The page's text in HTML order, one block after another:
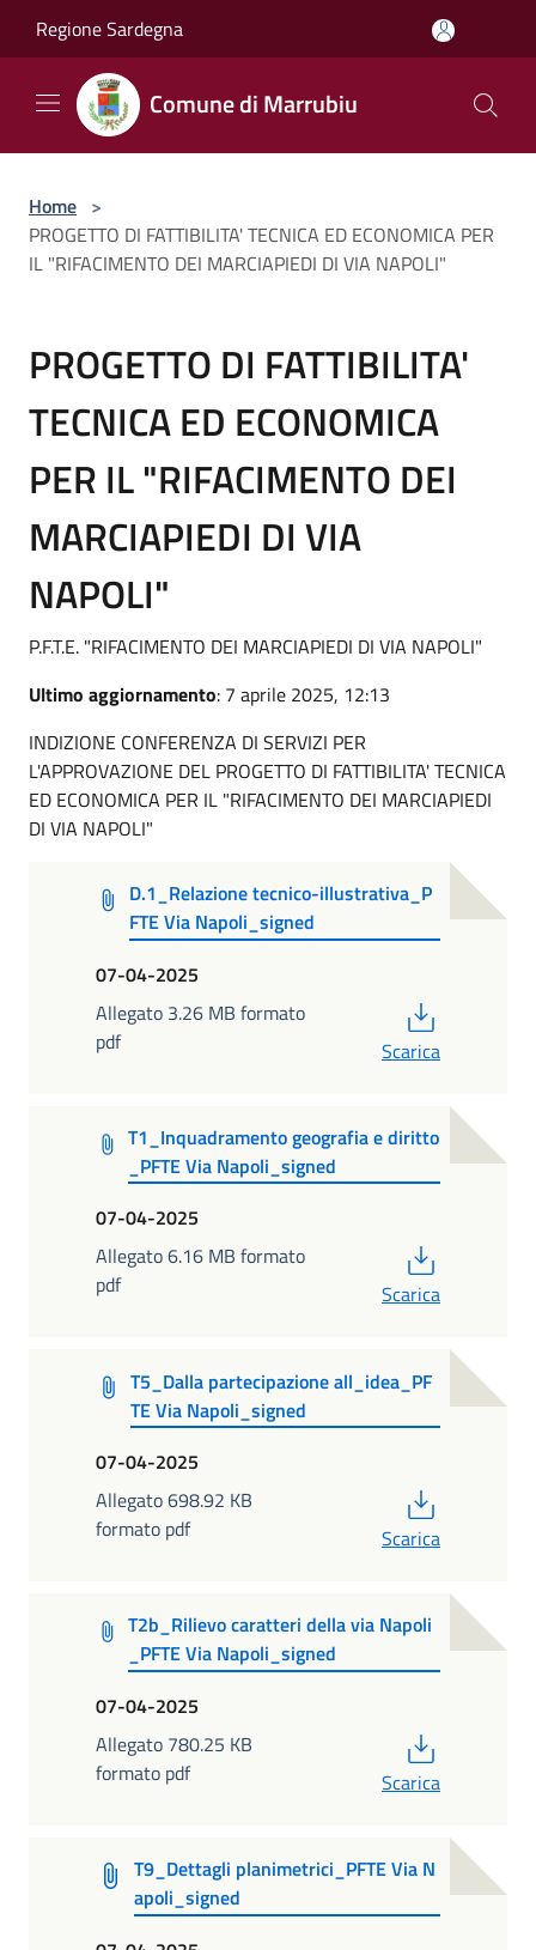
Regione Sardegna
Comune di Marrubiu
Home >
PROGETTO DI FATTIBILITA' TECNICA ED ECONOMICA PER
IL "RIFACIMENTO DEI MARCIAPIEDI DI VIA NAPOLI"
PROGETTO DI FATTIBILITA'
TECNICA ED ECONOMICA
PER IL "RIFACIMENTO DEI
MARCIAPIEDI DI VIA
NAPOLI"
P.F.T.E. "RIFACIMENTO DEI MARCIAPIEDI DI VIA NAPOLI"
Ultimo aggiornamento: 7 aprile 2025, 12:13
INDIZIONE CONFERENZA DI SERVIZI PER
L'APPROVAZIONE DEL PROGETTO DI FATTIBILITA' TECNICA
ED ECONOMICA PER IL "RIFACIMENTO DEI MARCIAPIEDI
DI VIA NAPOLI"
D.1_Relazione tecnico-illustrativa_P
FTE Via Napoli_signed
07-04-2025
Allegato 3.26 MB formato
pdf
Scarica
T1_Inquadramento geografia e diritto
_PFTE Via Napoli_signed
07-04-2025
Allegato 6.16 MB formato
pdf
Scarica
T5_Dalla partecipazione all_idea_PF
TE Via Napoli_signed
07-04-2025
Allegato 698.92 KB
formato pdf
Scarica
T2b_Rilievo caratteri della via Napoli
_PFTE Via Napoli_signed
07-04-2025
Allegato 780.25 KB
formato pdf
Scarica
T9_Dettagli planimetrici_PFTE Via N
apoli_signed